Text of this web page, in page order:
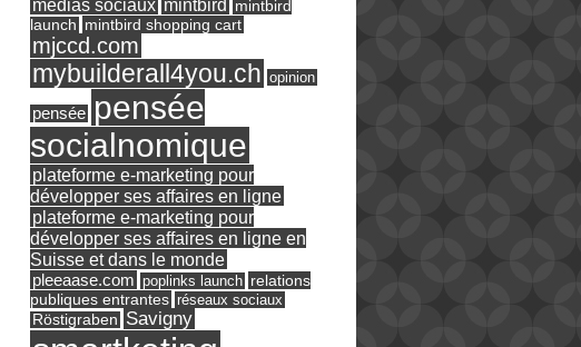
médias sociaux mintbird
mintbird
launch mintbird shopping cart
mjccd.com
mybuilderall4you.ch opinion
pensée pensée
socialnomique
plateforme e-marketing pour
développer ses affaires en ligne
plateforme e-marketing pour
développer ses affaires en ligne en
Suisse et dans le monde
pleeaase.com poplinks launch relations
publiques entrantes réseaux sociaux
Röstigraben Savigny